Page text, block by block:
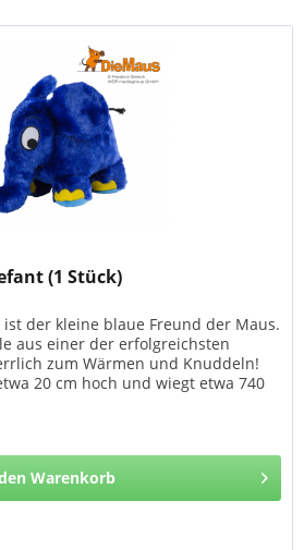
(1 Stück)
der kleine blaue Freund der Maus.
aus einer der erfolgreichsten
zum Wärmen und Knuddeln!
20 cm hoch und wiegt etwa 740
Warenkorb